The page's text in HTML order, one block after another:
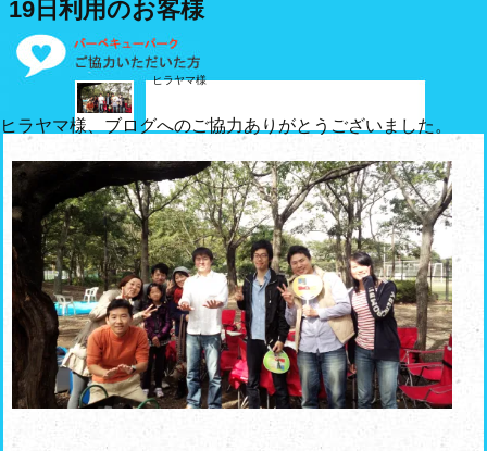
19日利用のお客様
ヒラヤマ様
ヒラヤマ様、ブログへのご協力ありがとうございました。